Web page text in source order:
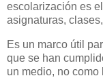
escolarización es
asignaturas,
Es un marco útil
que se han
un medio, no